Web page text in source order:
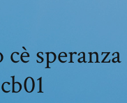
speranza